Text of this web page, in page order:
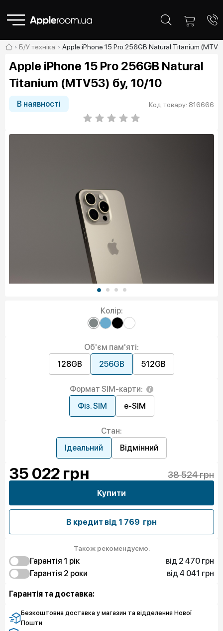
Б/У техніка Apple iPhone 15 Pro 256GB Natural Titanium
Apple iPhone 15 Pro 256GB Natural
Titanium (MTV53) бу, 10/10
В наявності Код товару: 816666
Колір:
Об'єм пам'яті:
128GB
256GB 512GB
Формат SIM-карти:
Фіз. SIM
e-SIM
Стан:
Ідеальний
Відмінний
35 022 грн 38 524 грн
Купити
В кредит від 1 769 грн
Також рекомендуємо:
Гарантія 1 рік
від 2 470 грн
Захист від браку
2 470 грн
Чистий спокій
Гарантія 2 роки
від 4 041 грн
Захист екрану
Чистий спокій
9 654 грн
Гарантія та доставка:
Безкоштовна доставка у магазин та відделення Нової
Пошти